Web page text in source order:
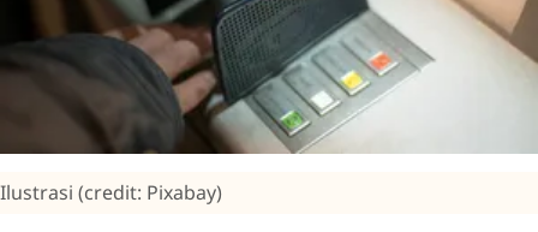
Ilustrasi (credit: Pixabay)